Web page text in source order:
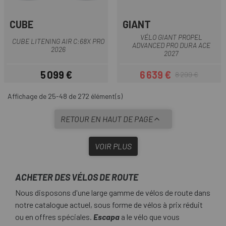
CUBE
CUBE LITENING AIR C:68X PRO
2026
Prix
5 099 €
GIANT
VÉLO GIANT PROPEL
ADVANCED PRO DURA ACE
2027
Prix
6 639 €Prix habituel
8 299 €
Affichage de 25-48 de 272 élément(s)
RETOUR EN HAUT DE PAGE
VOIR PLUS
ACHETER DES VÉLOS DE ROUTE
Nous disposons d'une large gamme de vélos de route dans
notre catalogue actuel, sous forme de vélos à prix réduit
ou en offres spéciales. Escapa a le vélo que vous